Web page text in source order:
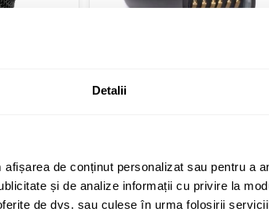
Detalii
de conținut personalizat sau pentru a
și de analize informații cu privire la
de dvs. sau culese în urma folosirii
441 Lei